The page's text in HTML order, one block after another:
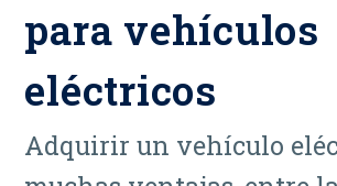
para vehículos
eléctricos
Adquirir un vehículo